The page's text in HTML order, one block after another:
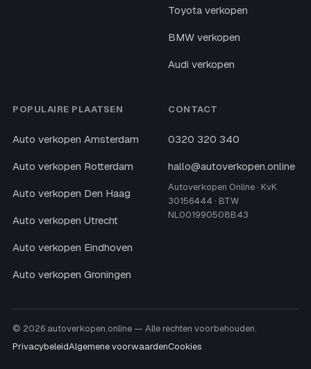
Toyota verkopen
BMW verkopen
Audi verkopen
POPULAIRE PLAATSEN
Auto verkopen Amsterdam
Auto verkopen Rotterdam
Auto verkopen Den Haag
Auto verkopen Utrecht
Auto verkopen Eindhoven
Auto verkopen Groningen
CONTACT
0320 320 340
hallo@autoverkopen.online
Autoverkopen Online · KvK
30156444 · BTW
NL001990508B43
© 2026 autoverkopen.online — Alle rechten voorbehouden.
PrivacybeleidAlgemene voorwaardenCookies